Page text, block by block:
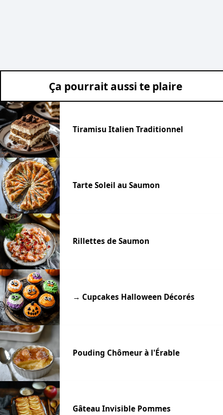
Ça pourrait aussi te plaire
Tiramisu Italien Traditionnel
Tarte Soleil au Saumon
Rillettes de Saumon
→ Cupcakes Halloween Décorés
Pouding Chômeur à l'Érable
Gâteau Invisible Pommes